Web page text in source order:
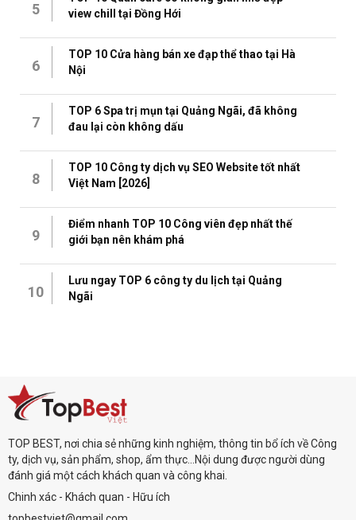
5
view chill tại Đồng Hới
6
TOP 10 Cửa hàng bán xe đạp thể thao tại Hà
Nội
7
TOP 6 Spa trị mụn tại Quảng Ngãi, đã không
đau lại còn không dấu
8
TOP 10 Công ty dịch vụ SEO Website tốt nhất
Việt Nam [2026]
9
Điểm nhanh TOP 10 Công viên đẹp nhất thế
giới bạn nên khám phá
10
Lưu ngay TOP 6 công ty du lịch tại Quảng
Ngãi
TOP BEST, nơi chia sẻ những kinh nghiệm, thông tin bổ ích về Công
ty, dịch vụ, sản phẩm, shop, ẩm thực...Nội dung được người dùng
đánh giá một cách khách quan và công khai.
Chinh xác - Khách quan - Hữu ích